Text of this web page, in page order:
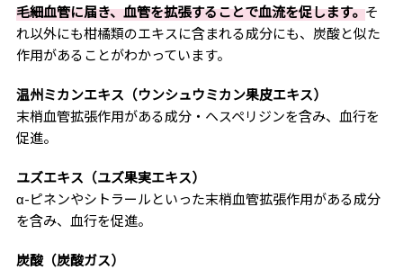
毛細血管に届き、血管を拡張することで血流を促します。そ
れ以外にも柑橘類のエキスに含まれる成分にも、炭酸と似た
作用があることがわかっています。
温州ミカンエキス（ウンシュウミカン果皮エキス）
末梢血管拡張作用がある成分・ヘスペリジンを含み、血行を
促進。
ユズエキス（ユズ果実エキス）
α-ピネンやシトラールといった末梢血管拡張作用がある成分
を含み、血行を促進。
炭酸（炭酸ガス）